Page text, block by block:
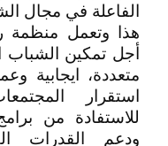
الفاعلة في مجال
هذا وتعمل منظمة
أجل تمكين
متعددة، ايجابية
استقرار
للاستفادة من
ودعم القدرات